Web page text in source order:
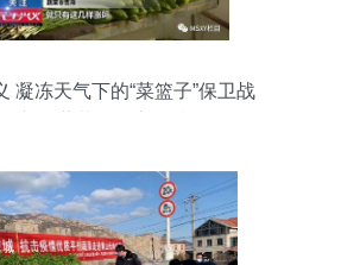
凝冻天气下的“菜篮子”保卫战